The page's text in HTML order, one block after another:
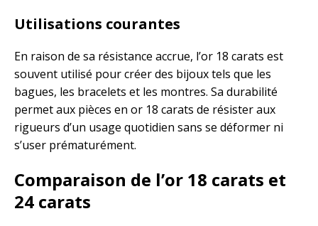
Utilisations courantes
En raison de sa résistance accrue, l’or 18 carats est
souvent utilisé pour créer des bijoux tels que les
bagues, les bracelets et les montres. Sa durabilité
permet aux pièces en or 18 carats de résister aux
rigueurs d’un usage quotidien sans se déformer ni
s’user prématurément.
Comparaison de l’or 18 carats et
24 carats